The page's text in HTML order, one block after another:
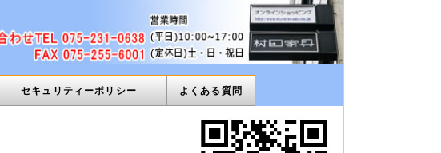
セキュリティーポリシー よくある質問